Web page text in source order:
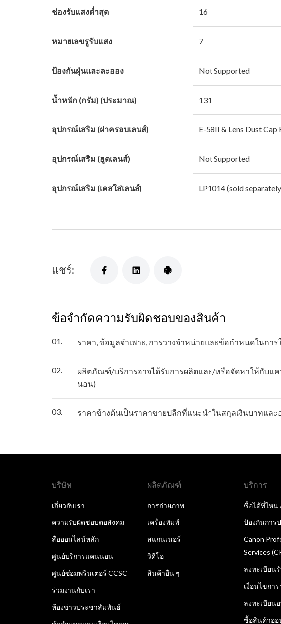
ช่องรับแสงต่ำสุด 16
หมายเลขรูรับแสง 7
ป้องกันฝุ่นและละออง Not Supported
น้ำหนัก (กรัม) (ประมาณ) 131
อุปกรณ์เสริม (ฝาครอบเลนส์) E-58II & Lens Dust Cap
อุปกรณ์เสริม (ฮูดเลนส์) Not Supported
อุปกรณ์เสริม (เคสใส่เลนส์) LP1014 (sold
แชร์:
ข้อจำกัดความรับผิดชอบของสินค้า
01. ราคา, ข้อมูลจำเพาะ, การวางจำหน่ายและข้อกำหนดในกา
02.
ผลิตภัณฑ์/บริการอาจได้รับการผลิตและ/หรือจัดหาให้กับ
นอน)
03. ราคาข้างต้นเป็นราคาขายปลีกที่แนะนำในสกุลเงินบาทแล
บริษัท
เกี่ยวกับเรา
ความรับผิดชอบต่อสังคม
สื่อออนไลน์หลัก
ศูนย์บริการแคนนอน
ศูนย์ซ่อมพรินเตอร์ CCSC
ร่วมงานกับเรา
ห้องข่าวประชาสัมพันธ์
ผลิตภัณฑ์
การถ่ายภาพ
เครื่องพิมพ์
สแกนเนอร์
วิดีโอ
สินค้าอื่น ๆ
บริการ
ซื้อได้ที่ไหน
ป้องกันการ
Canon
Services
ลงทะเบียน
เงื่อนไขกา
ลงทะเบียน
ซื้อสินค้าออ